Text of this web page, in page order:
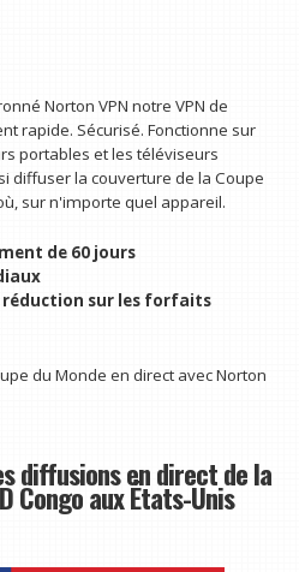
Norton VPN notre VPN de
rapide. Sécurisé. Fonctionne sur
portables et les téléviseurs
diffuser la couverture de la Coupe
sur n'importe quel appareil.
de 60 jours
réduction sur les forfaits
du Monde en direct avec Norton
diffusions en direct de la
Congo aux États-Unis